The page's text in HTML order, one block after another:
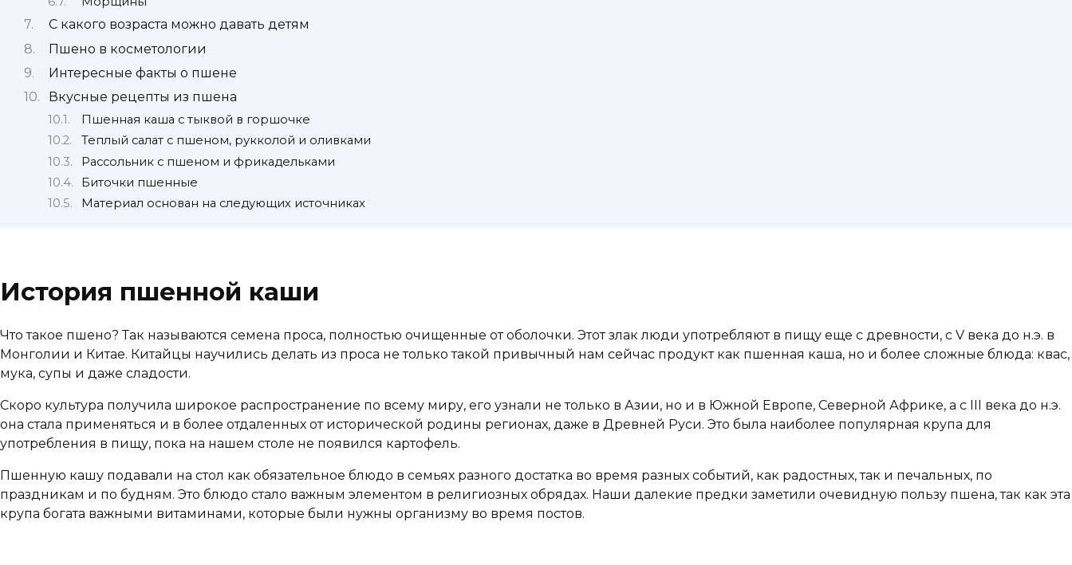
С какого возраста можно давать детям
Пшено в косметологии
Интересные факты о пшене
Вкусные рецепты из пшена
Пшенная каша с тыквой в горшочке
Теплый салат с пшеном, рукколой и оливками
Рассольник с пшеном и фрикадельками
Биточки пшенные
Материал основан на следующих источниках
История пшенной каши
Что такое пшено? Так называются семена проса, полностью очищенные от оболочки. Этот злак люди употребляют в пищу еще с древности, с V века до н.э. в
Монголии и Китае. Китайцы научились делать из проса не только такой привычный нам сейчас продукт как пшенная каша, но и более сложные блюда: квас,
мука, супы и даже сладости.
Скоро культура получила широкое распространение по всему миру, его узнали не только в Азии, но и в Южной Европе, Северной Африке, а с III века до н.э.
она стала применяться и в более отдаленных от исторической родины регионах, даже в Древней Руси. Это была наиболее популярная крупа для
употребления в пищу, пока на нашем столе не появился картофель.
Пшенную кашу подавали на стол как обязательное блюдо в семьях разного достатка во время разных событий, как радостных, так и печальных, по
праздникам и по будням. Это блюдо стало важным элементом в религиозных обрядах. Наши далекие предки заметили очевидную пользу пшена, так как эта
крупа богата важными витаминами, которые были нужны организму во время постов.